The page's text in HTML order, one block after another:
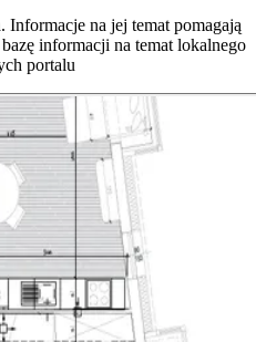
Informacje na jej temat pomagają
informacji na temat lokalnego
portalu